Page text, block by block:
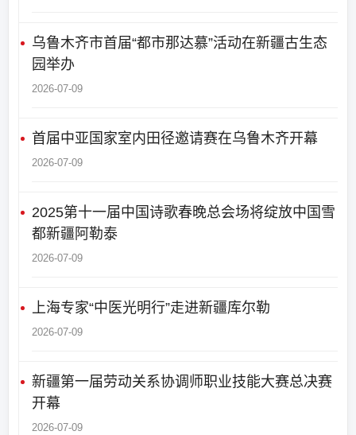
乌鲁木齐市首届“都市那达慕”活动在新疆古生态
园举办
2026-07-09
首届中亚国家室内田径邀请赛在乌鲁木齐开幕
2026-07-09
2025第十一届中国诗歌春晚总会场将绽放中国雪
都新疆阿勒泰
2026-07-09
上海专家“中医光明行”走进新疆库尔勒
2026-07-09
新疆第一届劳动关系协调师职业技能大赛总决赛
开幕
2026-07-09